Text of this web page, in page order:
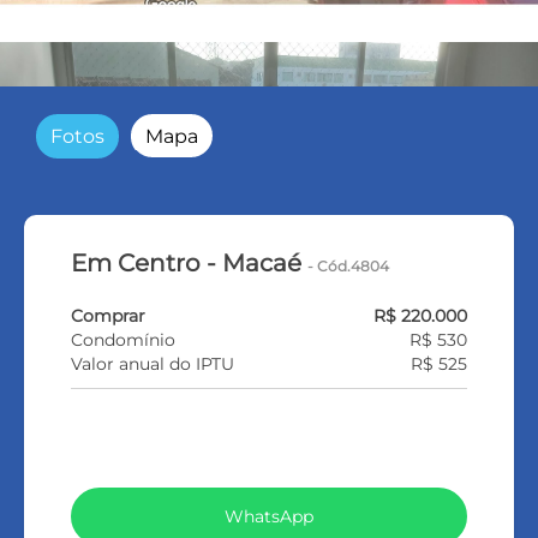
Fotos Mapa
Em Centro - Macaé- Cód.4804
Comprar
R$ 220.000
Condomínio
R$ 530
Valor anual do IPTU
R$ 525
WhatsApp